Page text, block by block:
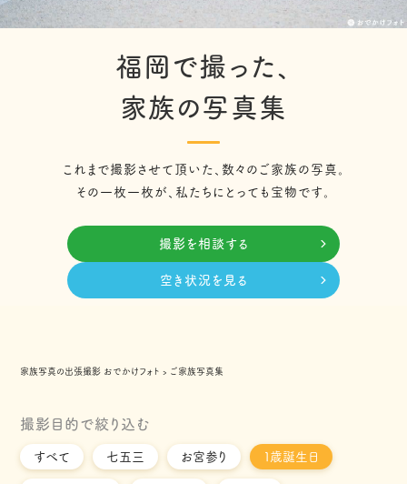
福岡で撮った、
家族の写真集
これまで撮影させて頂いた、数々のご家族の写真。
その一枚一枚が、私たちにとっても宝物です。
撮影を相談する
空き状況を見る
家族写真の出張撮影 おでかけフォト › ご家族写真集
撮影目的で絞り込む
すべて 七五三 お宮参り １歳誕生日